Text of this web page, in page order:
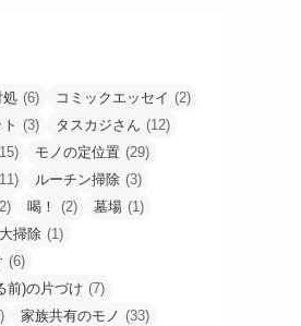
処 (6) コミックエッセイ (2)
(3) タスカジさん (12)
モノの定位置 (29)
ルーチン掃除 (3)
喝！ (2) 墓場 (1)
大掃除 (1)
(6)
前)の片づけ (7)
家族共有のモノ (33)